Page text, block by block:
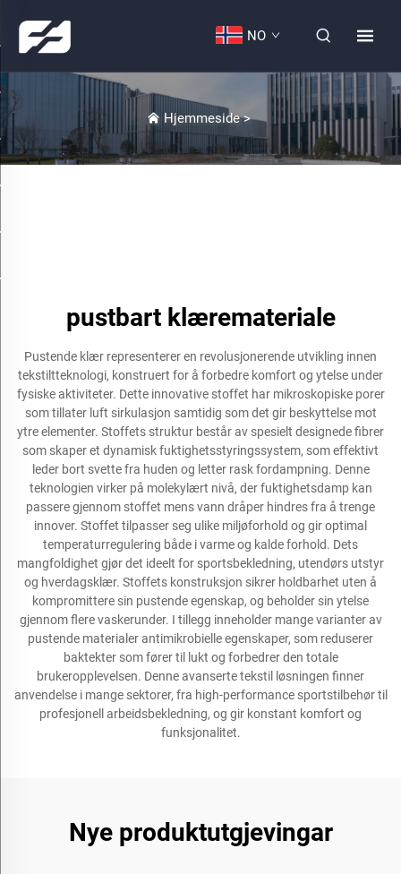
NO
Hjemmeside>
pustbart klæremateriale
Pustende klær representerer en revolusjonerende utvikling innen
tekstiltteknologi, konstruert for å forbedre komfort og ytelse under
fysiske aktiviteter. Dette innovative stoffet har mikroskopiske porer
som tillater luft sirkulasjon samtidig som det gir beskyttelse mot
ytre elementer. Stoffets struktur består av spesielt designede fibrer
som skaper et dynamisk fuktighetsstyringssystem, som effektivt
leder bort svette fra huden og letter rask fordampning. Denne
teknologien virker på molekylært nivå, der fuktighetsdamp kan
passere gjennom stoffet mens vann dråper hindres fra å trenge
innover. Stoffet tilpasser seg ulike miljøforhold og gir optimal
temperaturregulering både i varme og kalde forhold. Dets
mangfoldighet gjør det ideelt for sportsbekledning, utendørs utstyr
og hverdagsklær. Stoffets konstruksjon sikrer holdbarhet uten å
kompromittere sin pustende egenskap, og beholder sin ytelse
gjennom flere vaskerunder. I tillegg inneholder mange varianter av
pustende materialer antimikrobielle egenskaper, som reduserer
baktekter som fører til lukt og forbedrer den totale
brukeropplevelsen. Denne avanserte tekstil løsningen finner
anvendelse i mange sektorer, fra high-performance sportstilbehør til
profesjonell arbeidsbekledning, og gir konstant komfort og
funksjonalitet.
Nye produktutgjevingar